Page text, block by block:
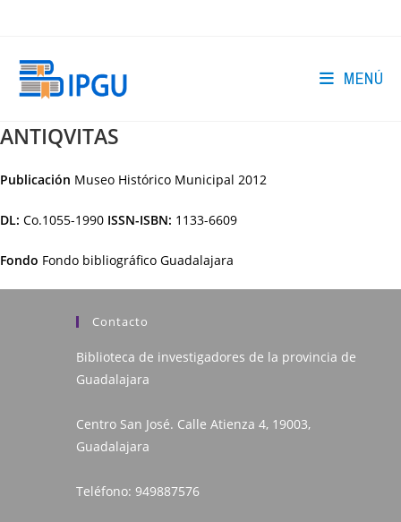
MENÚ
ANTIQVITAS
Publicación Museo Histórico Municipal 2012
DL: Co.1055-1990 ISSN-ISBN: 1133-6609
Fondo Fondo bibliográfico Guadalajara
Contacto
Biblioteca de investigadores de la provincia de
Guadalajara
Centro San José. Calle Atienza 4, 19003,
Guadalajara
Teléfono: 949887576